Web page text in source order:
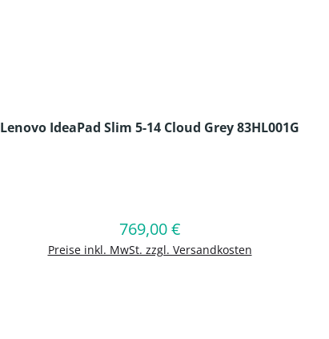
Lenovo IdeaPad Slim 5-14 Cloud Grey 83HL001G
Regulärer Preis:
769,00 €
Preise inkl. MwSt. zzgl. Versandkosten
In den Warenkorb